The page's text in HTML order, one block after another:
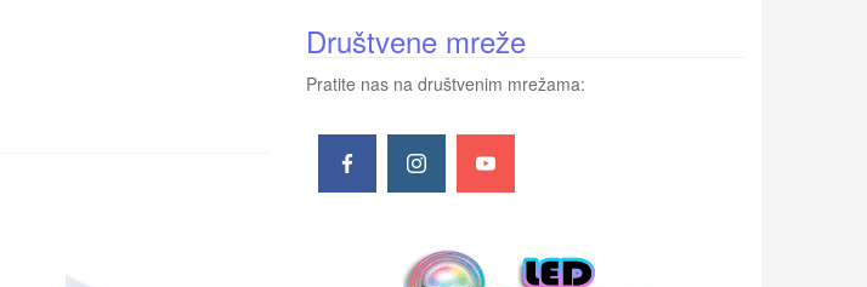
Društvene mreže
Pratite nas na društvenim mrežama: